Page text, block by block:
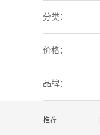
分类：
价格：
品牌：
推荐